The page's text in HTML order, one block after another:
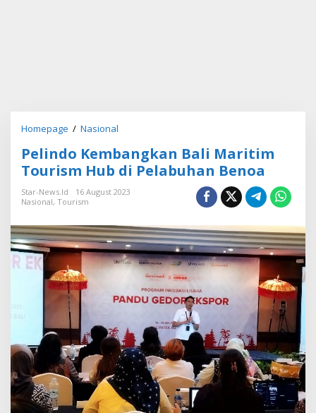
Homepage / Nasional
l
i
n
d
e
m
b
a
g
k
n
B
a
l
i
M
a
Pelindo Kembangkan Bali Maritim
Tourism Hub di Pelabuhan Benoa
Star-News.id
16 August 2023
Nasional, Tourism